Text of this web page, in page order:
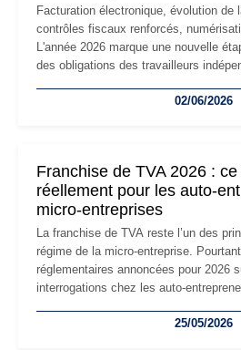
Facturation électronique, évolution de
contrôles fiscaux renforcés,
L'année 2026 marque une nouvelle
des obligations des travailleurs
les auto-entrepreneurs devront02/06/2026
Franchise de TVA 2026 :
réellement pour les auto-
micro-entreprises
La franchise de TVA reste l’un des
régime de la micro-entreprise.
réglementaires annoncées pour 2026
interrogations chez les auto-
facturation ou risque de bascule vers
25/05/2026